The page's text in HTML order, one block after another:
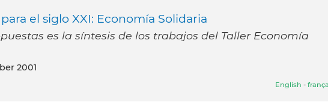
el siglo XXI: Economía Solidaria
es la síntesis de los trabajos del Taller Economía
2001
English -